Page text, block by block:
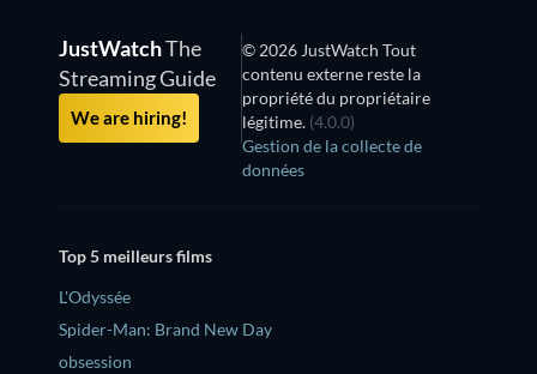
JustWatchThe
Streaming Guide
We are hiring!
© 2026 JustWatch Tout
contenu externe reste la
propriété du propriétaire
légitime. (4.0.0)
Gestion de la collecte de
données
Top 5 meilleurs films
L'Odyssée
Spider-Man: Brand New Day
obsession